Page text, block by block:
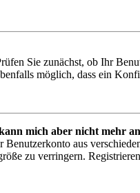
Sie zunächst, ob Ihr
möglich, dass ein
mich aber nicht mehr
Benutzerkonto aus
zu verringern.